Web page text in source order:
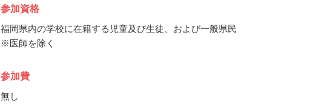
参加資格
福岡県内の学校に在籍する児童及び生徒、および一般県民
※医師を除く
参加費
無し